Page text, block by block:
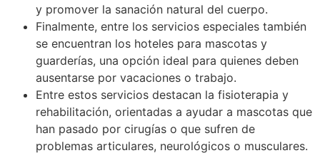
y promover la sanación natural del cuerpo.
Finalmente, entre los servicios especiales también
se encuentran los hoteles para mascotas y
guarderías, una opción ideal para quienes deben
ausentarse por vacaciones o trabajo.
Entre estos servicios destacan la fisioterapia y
rehabilitación, orientadas a ayudar a mascotas que
han pasado por cirugías o que sufren de
problemas articulares, neurológicos o musculares.